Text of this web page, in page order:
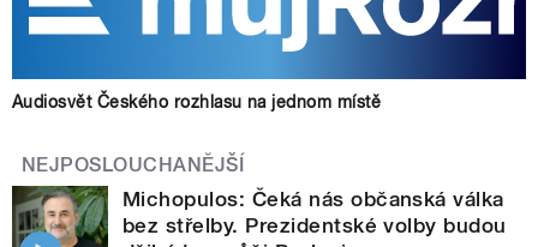
Audiosvět Českého rozhlasu na jednom místě
NEJPOSLOUCHANĚJŠÍ
Michopulos: Čeká nás občanská válka
bez střelby. Prezidentské volby budou